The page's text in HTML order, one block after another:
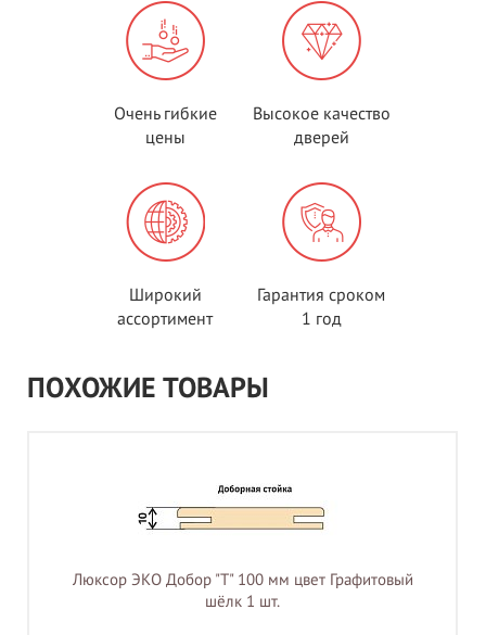
Очень гибкие
цены
Высокое качество
дверей
Широкий
ассортимент
Гарантия сроком
1 год
ПОХОЖИЕ ТОВАРЫ
Люксор ЭКО Добор "Т" 100 мм цвет Графитовый
шёлк 1 шт.